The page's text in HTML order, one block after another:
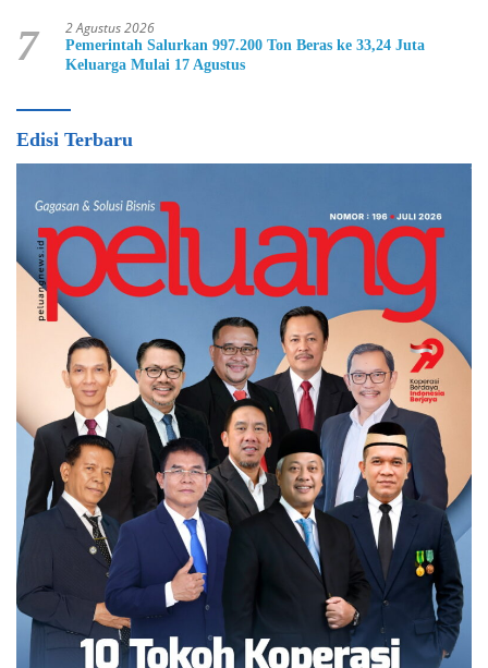
7 2 Agustus 2026
Pemerintah Salurkan 997.200 Ton Beras ke 33,24 Juta
Keluarga Mulai 17 Agustus
Edisi Terbaru